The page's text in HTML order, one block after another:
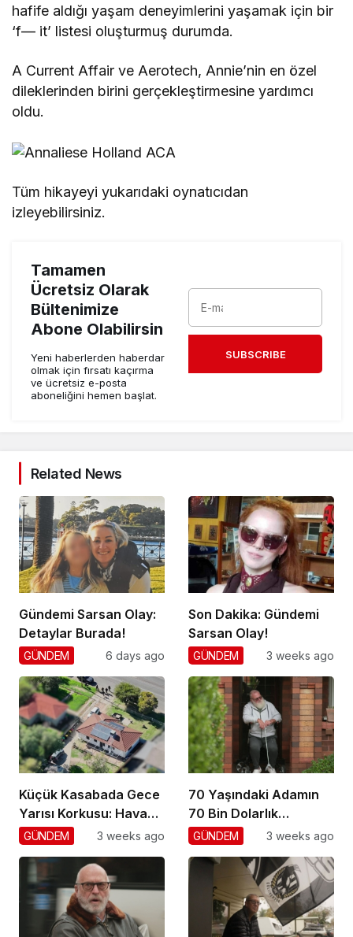
hafife aldığı yaşam deneyimlerini yaşamak için bir
‘f— it’ listesi oluşturmuş durumda.
A Current Affair ve Aerotech, Annie’nin en özel
dileklerinden birini gerçekleştirmesine yardımcı
oldu.
Tüm hikayeyi yukarıdaki oynatıcıdan
izleyebilirsiniz.
Tamamen
Ücretsiz Olarak
Bültenimize
Abone Olabilirsin
Yeni haberlerden haberdar
olmak için fırsatı kaçırma
ve ücretsiz e-posta
aboneliğini hemen başlat.
SUBSCRIBE
Related News
Gündemi Sarsan Olay:
Detaylar Burada!
GÜNDEM 6 days ago
Son Dakika: Gündemi
Sarsan Olay!
GÜNDEM 3 weeks ago
Küçük Kasabada Gece
Yarısı Korkusu: Hava
Gözetimi
GÜNDEM 3 weeks ago
70 Yaşındaki Adamın
70 Bin Dolarlık
Dolandırıcılığı
GÜNDEM 3 weeks ago